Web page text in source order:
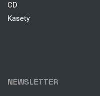
CD
Kasety
NEWSLETTER